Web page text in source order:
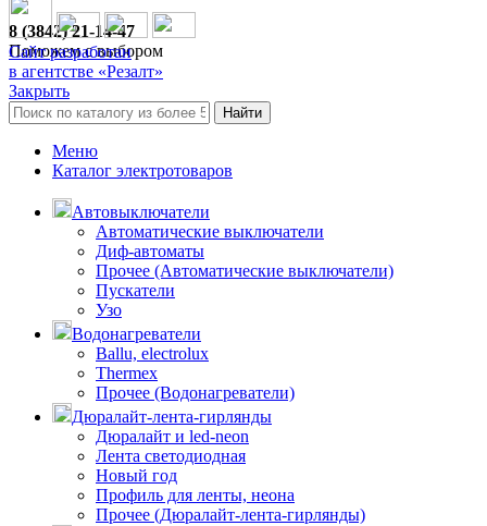
8 (3842) 21-14-47
Поможем с выбором
Сайт разработан
в агентстве «Резалт»
Закрыть
Найти
Меню
Каталог электротоваров
Автовыключатели
Автоматические выключатели
Диф-автоматы
Прочее (Автоматические выключатели)
Пускатели
Узо
Водонагреватели
Ballu, electrolux
Thermex
Прочее (Водонагреватели)
Дюралайт-лента-гирлянды
Дюралайт и led-neon
Лента светодиодная
Новый год
Профиль для ленты, неона
Прочее (Дюралайт-лента-гирлянды)